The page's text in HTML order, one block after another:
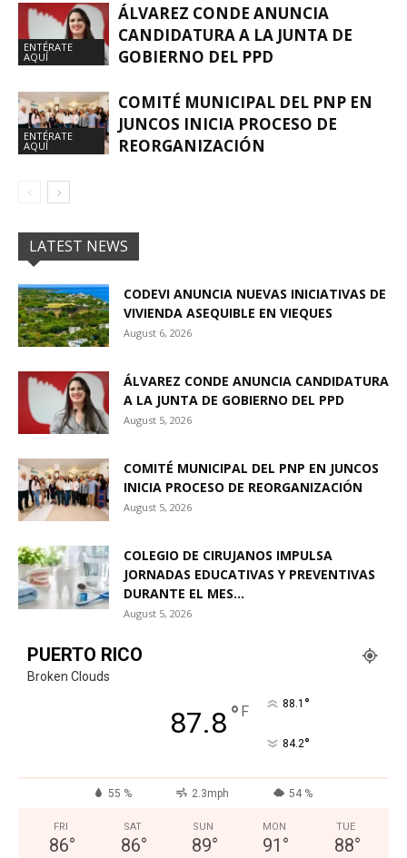
ENTÉRATE
AQUÍ
ÁLVAREZ CONDE ANUNCIA
CANDIDATURA A LA JUNTA DE
GOBIERNO DEL PPD
ENTÉRATE
AQUÍ
COMITÉ MUNICIPAL DEL PNP EN
JUNCOS INICIA PROCESO DE
REORGANIZACIÓN
LATEST NEWS
CODEVI ANUNCIA NUEVAS INICIATIVAS DE
VIVIENDA ASEQUIBLE EN VIEQUES
August 6, 2026
ÁLVAREZ CONDE ANUNCIA CANDIDATURA
A LA JUNTA DE GOBIERNO DEL PPD
August 5, 2026
COMITÉ MUNICIPAL DEL PNP EN JUNCOS
INICIA PROCESO DE REORGANIZACIÓN
August 5, 2026
COLEGIO DE CIRUJANOS IMPULSA
JORNADAS EDUCATIVAS Y PREVENTIVAS
DURANTE EL MES...
August 5, 2026
PUERTO RICO
Broken Clouds
87.8° F 88.1 °
84.2°
55 % 2.3mph 54 %
FRI
86°
SAT
86°
SUN
89°
MON
91 °
TUE
88°